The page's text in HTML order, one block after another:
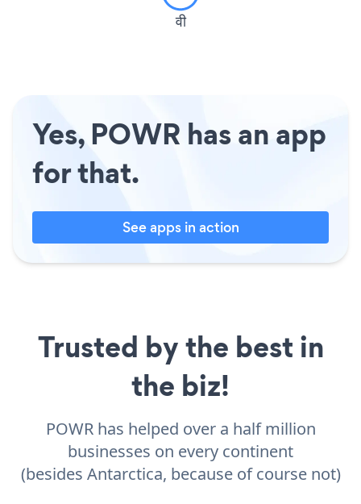
वी
Yes, POWR has an app
for that.
See apps in action
Trusted by the best in
the biz!
POWR has helped over a half million
businesses on every continent
(besides Antarctica, because of course not)